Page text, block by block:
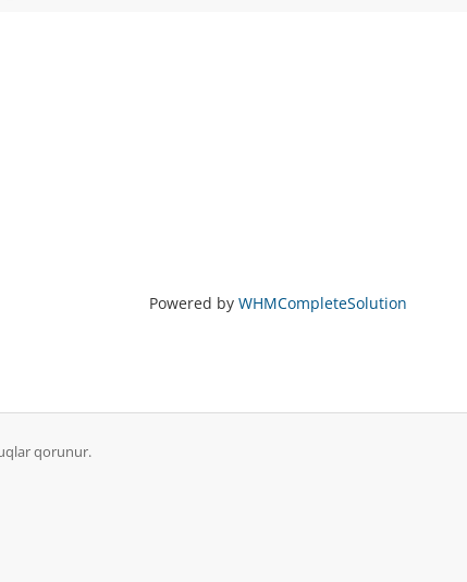
Powered by WHMCompleteSolution
qorunur.